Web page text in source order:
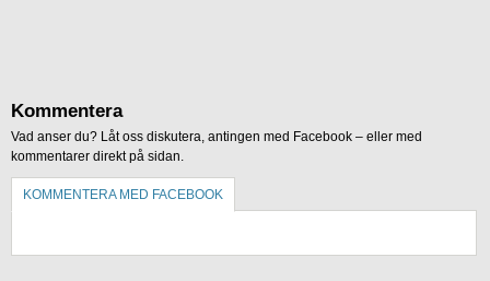
Kommentera
Vad anser du? Låt oss diskutera, antingen med Facebook – eller med
kommentarer direkt på sidan.
KOMMENTERA MED FACEBOOK